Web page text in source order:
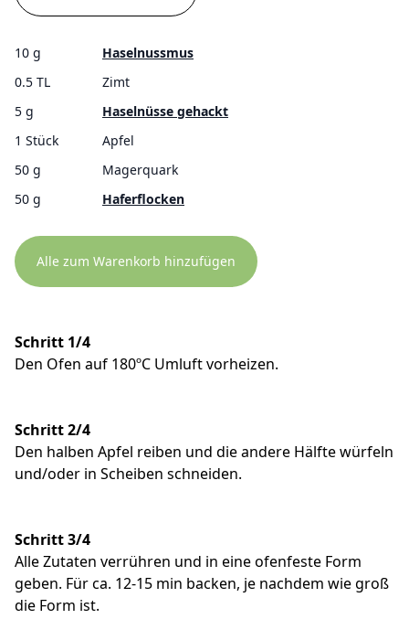
10 g
Haselnussmus
0.5 TL
Zimt
5 g
Haselnüsse gehackt
1 Stück
Apfel
50 g
Magerquark
50 g
Haferflocken
Alle zum Warenkorb hinzufügen
Schritt 1/4
Den Ofen auf 180ºC Umluft vorheizen.
Schritt 2/4
Den halben Apfel reiben und die andere Hälfte würfeln
und/oder in Scheiben schneiden.
Schritt 3/4
Alle Zutaten verrühren und in eine ofenfeste Form
geben. Für ca. 12-15 min backen, je nachdem wie groß
die Form ist.